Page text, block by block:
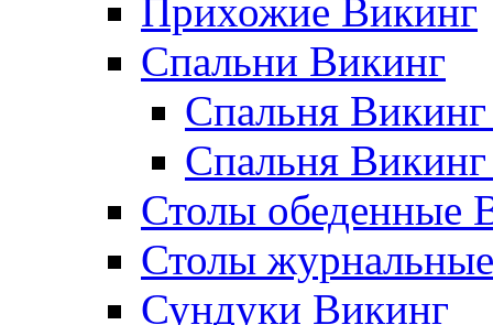
Прихожие Викинг
Спальни Викинг
Спальня
Спальня
Столы обеденные
Столы
Сундуки Викинг